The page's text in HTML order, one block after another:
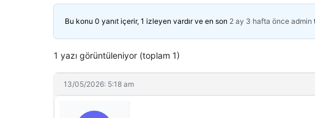
Bu konu 0 yanıt içerir, 1 izleyen vardır ve en son 2 ay 3 hafta önce admin
1 yazı görüntüleniyor (toplam 1)
13/05/2026: 5:18 am